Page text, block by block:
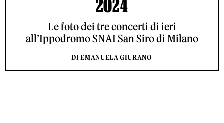
2024
Le foto dei tre concerti di ieri
all’Ippodromo SNAI San Siro di Milano
DI EMANUELA GIURANO